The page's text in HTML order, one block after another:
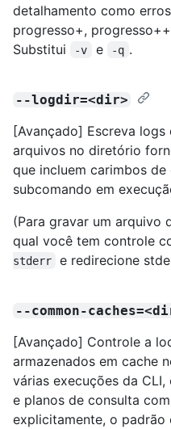
detalhamento como
progresso+,
Substitui
-v e -q .
--logdir=<dir>
[Avançado] Escreva
arquivos no diretório
que incluem carimbos
subcomando em
(Para gravar um arquivo
qual você tem controle
stderr
e redirecione
--common-
[Avançado] Controle a
armazenados em cache
várias execuções da
e planos de consulta
explicitamente, o